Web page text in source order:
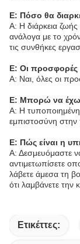
Ε: Πόσο θα
Α: Η διάρκεια
ανάλογα με το
τις συνθήκες
Ε: Οι προσφορές
Α: Ναι, όλες οι
Ε: Μπορώ να έχω
Α: Η τυποποιημένη
εμπιστοσύνη
Ε: Πώς είναι η
Α: Δεσμευόμαστε
αντιμετωπίσετε
λάβετε άμεσα τη
ότι λαμβάνετε την
Ετικέττες: